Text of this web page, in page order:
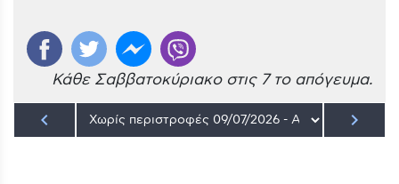
Κάθε Σαββατοκύριακο στις 7 το απόγευμα.
keyboard_arrow_left keyboard_arrow_right